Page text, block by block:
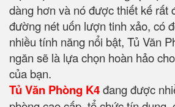
dàng hơn và nó được thiết kế rất
đường nét uốn lượn tinh xảo, có
nhiều tính năng nổi bật, Tủ Văn
ngăn sẽ là lựa chọn hoàn hảo
của bạn.
Tủ Văn Phòng K4đang được